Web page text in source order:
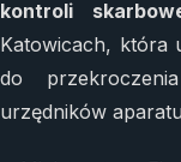
kontroli
Katowicach, która
do
urzędników